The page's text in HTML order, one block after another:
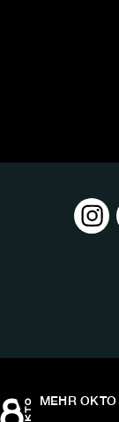
MEHR OKTO